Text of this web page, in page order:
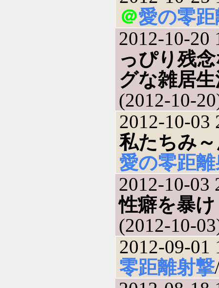
＠愛の零
2012-10-20
っぴり残
グな雑居
(2012-10-
2012-10-03
私たちみ
愛の零距
2012-10-03
性癖を暴
(2012-10-
2012-09-01
零距離射撃